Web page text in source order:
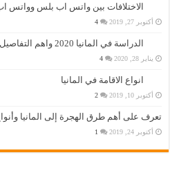
الاختلافات بين واتس اب بلس وواتس
أكتوبر 27, 2019 4
الدراسة في المانيا 2020 واهم التفاصيل عنها
يناير 28, 2020 4
انواع الاقامة في المانيا
أكتوبر 10, 2019 2
تعرف على أهم طرق الهجرة إلى المانيا
أكتوبر 24, 2019 1